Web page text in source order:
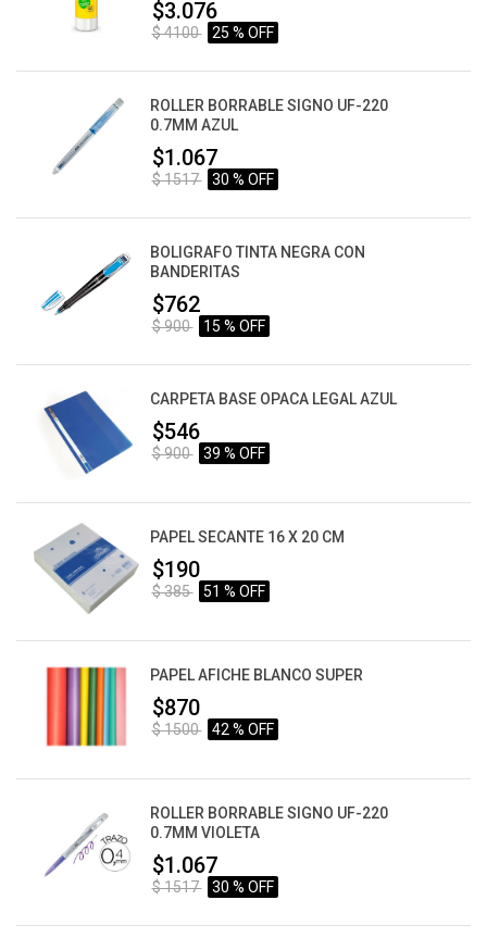
$3.076
$ 4100 25 % OFF
ROLLER BORRABLE SIGNO UF-220
0.7MM AZUL
$1.067
$ 1517 30 % OFF
BOLIGRAFO TINTA NEGRA CON
BANDERITAS
$762
$ 900 15 % OFF
CARPETA BASE OPACA LEGAL AZUL
$546
$ 900 39 % OFF
PAPEL SECANTE 16 X 20 CM
$190
$ 385 51 % OFF
PAPEL AFICHE BLANCO SUPER
$870
$ 1500 42 % OFF
ROLLER BORRABLE SIGNO UF-220
0.7MM VIOLETA
$1.067
$ 1517 30 % OFF